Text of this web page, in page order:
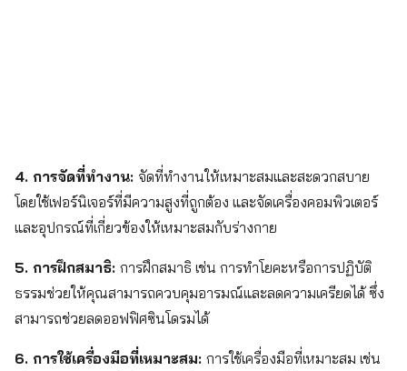
4. การจัดที่ทำงาน: จัดที่ทำงานให้เหมาะสมและสะดวกสบาย
โดยใช้เฟอร์นิเจอร์ที่มีความสูงที่ถูกต้อง และจัดเครื่องคอมพิวเตอร์
และอุปกรณ์ที่เกี่ยวข้องให้เหมาะสมกับร่างกาย
5. การฝึกสมาธิ: การฝึกสมาธิ เช่น การทำโยคะหรือการปฏิบัติ
ธรรมช่วยให้คุณสามารถควบคุมอารมณ์และลดความเครียดได้ ซึ่ง
สามารถช่วยลดออฟฟิศซินโดรมได้
6. การใช้เครื่องมือที่เหมาะสม: การใช้เครื่องมือที่เหมาะสม เช่น